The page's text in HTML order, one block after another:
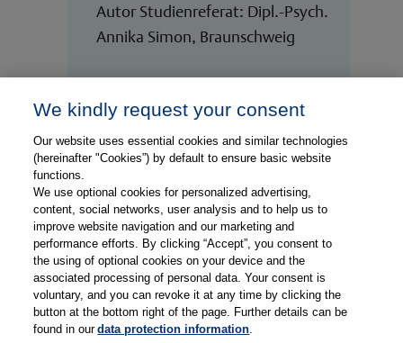
Autor Studienreferat: Dipl.-Psych.
Annika Simon, Braunschweig
Gesponsert durch
We kindly request your consent
Our website uses essential cookies and similar technologies
(hereinafter "Cookies”) by default to ensure basic website
functions.
We use optional cookies for personalized advertising,
content, social networks, user analysis and to help us to
improve website navigation and our marketing and
performance efforts. By clicking “Accept”, you consent to
the using of optional cookies on your device and the
associated processing of personal data. Your consent is
voluntary, and you can revoke it at any time by clicking the
button at the bottom right of the page. Further details can be
found in ourdata protection information.